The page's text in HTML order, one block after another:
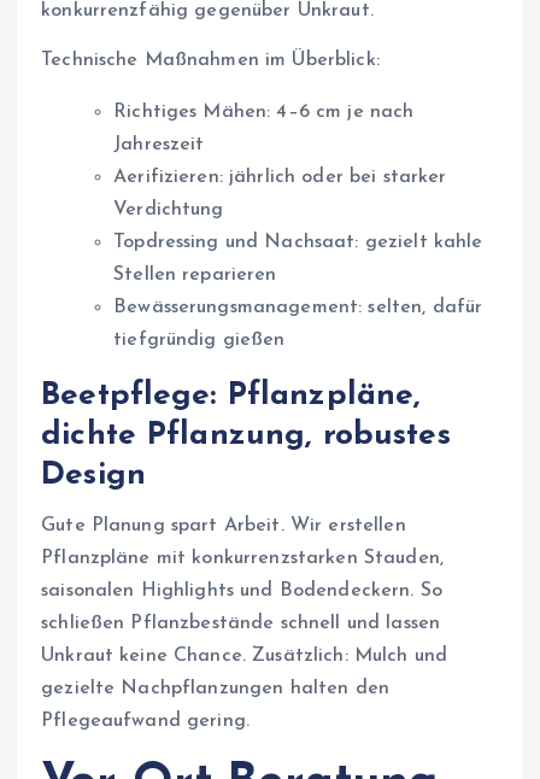
konkurrenzfähig gegenüber Unkraut.
Technische Maßnahmen im Überblick:
Richtiges Mähen: 4–6 cm je nach
Jahreszeit
Aerifizieren: jährlich oder bei starker
Verdichtung
Topdressing und Nachsaat: gezielt kahle
Stellen reparieren
Bewässerungsmanagement: selten, dafür
tiefgründig gießen
Beetpflege: Pflanzpläne,
dichte Pflanzung, robustes
Design
Gute Planung spart Arbeit. Wir erstellen
Pflanzpläne mit konkurrenzstarken Stauden,
saisonalen Highlights und Bodendeckern. So
schließen Pflanzbestände schnell und lassen
Unkraut keine Chance. Zusätzlich: Mulch und
gezielte Nachpflanzungen halten den
Pflegeaufwand gering.